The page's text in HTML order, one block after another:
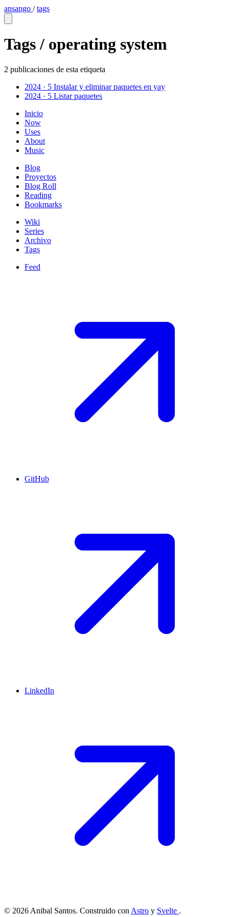
ansango /tags
Tags / operating system
2 publicaciones de esta etiqueta
2024 · 5 Instalar y eliminar paquetes en yay
2024 · 5 Listar paquetes
Inicio
Now
Uses
About
Music
Blog
Proyectos
Blog Roll
Reading
Bookmarks
Wiki
Series
Archivo
Tags
Feed
GitHub
LinkedIn
© 2026 Anibal Santos. Construido con Astro y Svelte .